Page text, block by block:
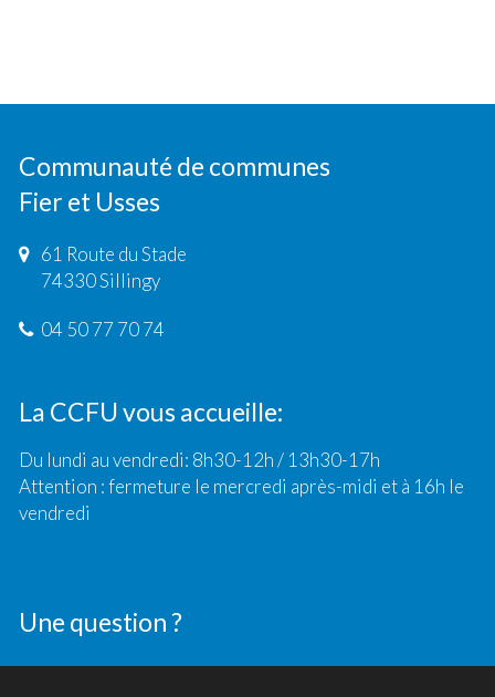
Communauté de communes
Fier et Usses
61 Route du Stade
74330 Sillingy
04 50 77 70 74
La CCFU vous accueille:
Du lundi au vendredi: 8h30-12h / 13h30-17h
Attention : fermeture le mercredi après-midi et à 16h le
vendredi
Une question ?